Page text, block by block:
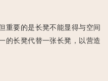
重要的是长凳不能显得与空间
的长凳代替一张长凳，以营造